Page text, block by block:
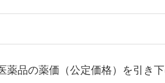
品の薬価（公定価格）を引き下